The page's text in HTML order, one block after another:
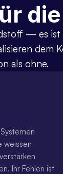
— es
dem
als ohne.
weissen
Ihr Fehlen ist